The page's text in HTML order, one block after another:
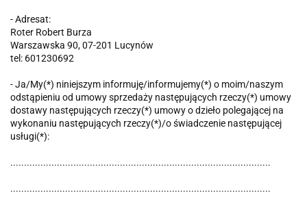
- Adresat:
Roter Robert Burza
Warszawska 90, 07-201 Lucynów
tel: 601230692
- Ja/My(*) niniejszym informuję/informujemy(*) o moim/naszym
odstąpieniu od umowy sprzedaży następujących rzeczy(*) umowy
dostawy następujących rzeczy(*) umowy o dzieło polegającej na
wykonaniu następujących rzeczy(*)/o świadczenie następującej
usługi(*):
...............................................................................................
...............................................................................................